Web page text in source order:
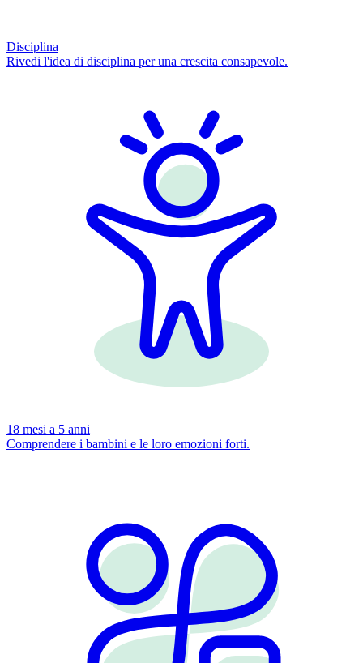
Disciplina
Rivedi l'idea di disciplina per una crescita consapevole.
18 mesi a 5 anni
Comprendere i bambini e le loro emozioni forti.